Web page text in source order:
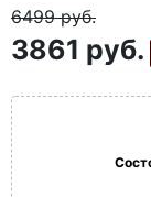
6499руб.
3861 руб.